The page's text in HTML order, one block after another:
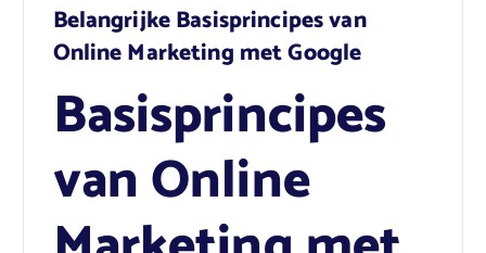
Belangrijke Basisprincipes van
Online Marketing met Google
Basisprincipes
van Online